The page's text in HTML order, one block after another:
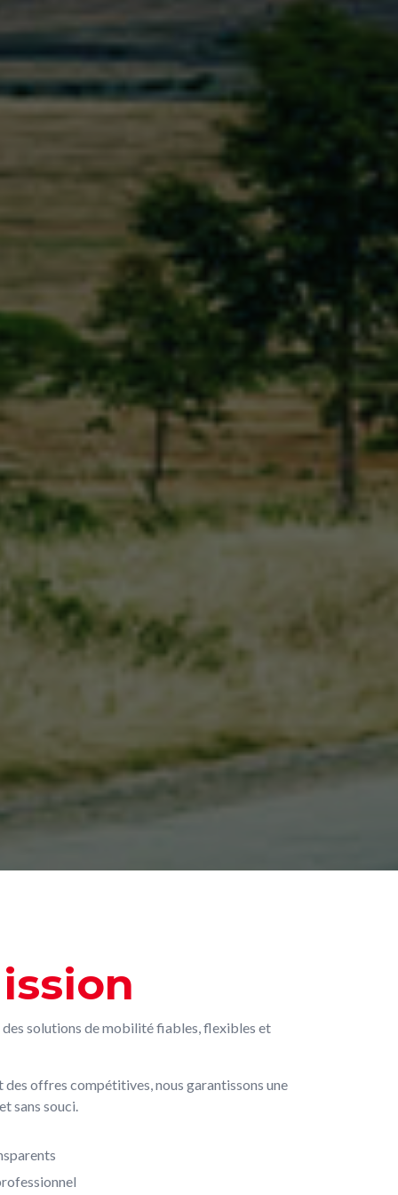
solutions de mobilité fiables, flexibles et
des offres compétitives, nous garantissons une
sans souci.